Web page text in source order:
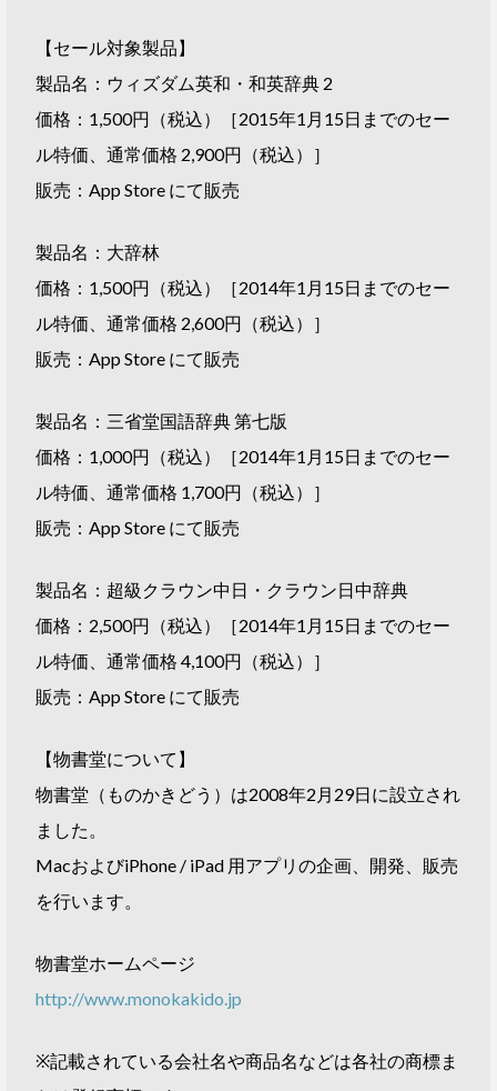
【セール対象製品】
製品名：ウィズダム英和・和英辞典 2
価格：1,500円（税込）［2015年1月15日までのセー
ル特価、通常価格 2,900円（税込）］
販売：App Store にて販売
製品名：大辞林
価格：1,500円（税込）［2014年1月15日までのセー
ル特価、通常価格 2,600円（税込）］
販売：App Store にて販売
製品名：三省堂国語辞典 第七版
価格：1,000円（税込）［2014年1月15日までのセー
ル特価、通常価格 1,700円（税込）］
販売：App Store にて販売
製品名：超級クラウン中日・クラウン日中辞典
価格：2,500円（税込）［2014年1月15日までのセー
ル特価、通常価格 4,100円（税込）］
販売：App Store にて販売
【物書堂について】
物書堂（ものかきどう）は2008年2月29日に設立され
ました。
MacおよびiPhone / iPad 用アプリの企画、開発、販売
を行います。
物書堂ホームページ
http://www.monokakido.jp
※記載されている会社名や商品名などは各社の商標ま